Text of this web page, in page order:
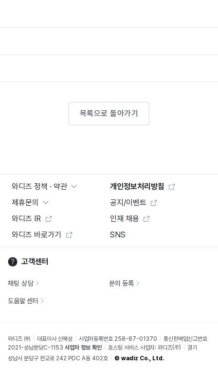
목록으로 돌아가기
와디즈 정책 · 약관
개인정보처리방침
제휴문의
공지/이벤트
와디즈 IR
인재 채용
와디즈 바로가기
SNS
고객센터
채팅 상담 문의 등록
도움말 센터
와디즈 ㈜ 대표이사 신혜성 사업자등록번호 258-87-01370
통신판매업신고번호
2021-성남분당C-1153 사업자 정보 확인 호스팅 서비스 사업자: 와디즈(주)
경기
성남시 분당구 판교로 242 PDC A동 402호
© wadiz Co., Ltd.